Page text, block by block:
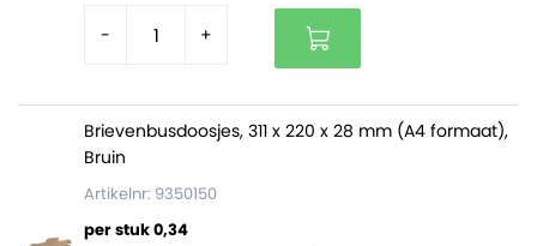
- +
Brievenbusdoosjes, 311 x 220 x 28 mm (A4 formaat),
Bruin
Artikelnr: 9350150
per stuk 0,34